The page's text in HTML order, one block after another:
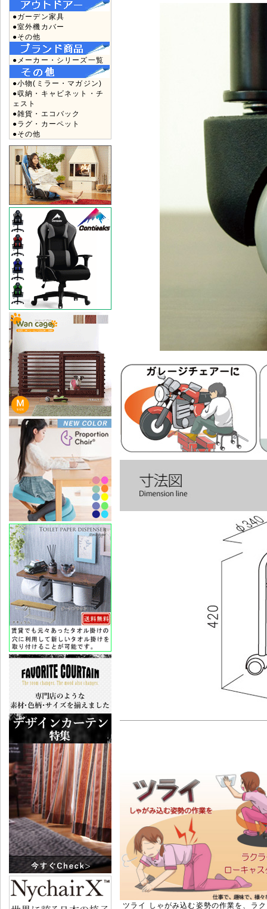
●ガーデン家具
●室外機カバー
●その他
●メーカー・シリーズ一覧
●小物(ミラー・マガジン)
●収納・キャビネット・チ
ェスト
●雑貨・エコバック
●ラグ・カーペット
●その他
ツライ しゃがみ込む姿勢の作業を、ラ